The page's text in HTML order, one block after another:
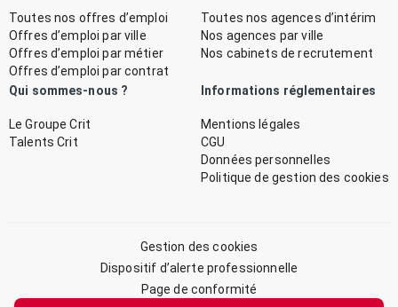
Toutes nos offres d’emploi
Offres d’emploi par ville
Offres d’emploi par métier
Offres d’emploi par contrat
Toutes nos agences d’intérim
Nos agences par ville
Nos cabinets de recrutement
Qui sommes-nous ?
Le Groupe Crit
Talents Crit
Informations réglementaires
Mentions légales
CGU
Données personnelles
Politique de gestion des cookies
Gestion des cookies
Dispositif d’alerte professionnelle
Page de conformité